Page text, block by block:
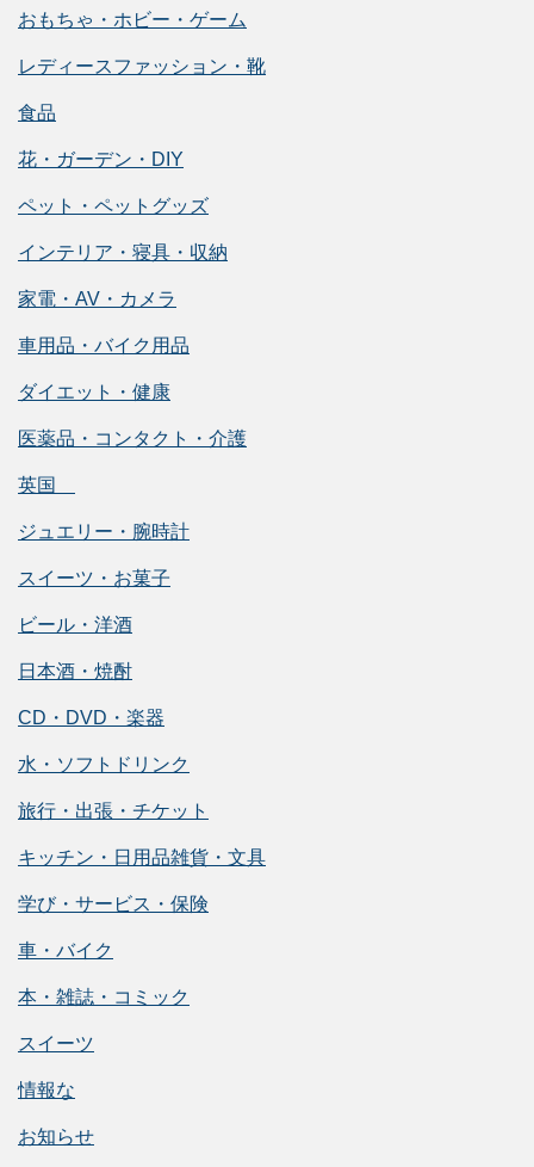
おもちゃ・ホビー・ゲーム
レディースファッション・靴
食品
花・ガーデン・DIY
ペット・ペットグッズ
インテリア・寝具・収納
家電・AV・カメラ
車用品・バイク用品
ダイエット・健康
医薬品・コンタクト・介護
英国
ジュエリー・腕時計
スイーツ・お菓子
ビール・洋酒
日本酒・焼酎
CD・DVD・楽器
水・ソフトドリンク
旅行・出張・チケット
キッチン・日用品雑貨・文具
学び・サービス・保険
車・バイク
本・雑誌・コミック
スイーツ
情報な
お知らせ